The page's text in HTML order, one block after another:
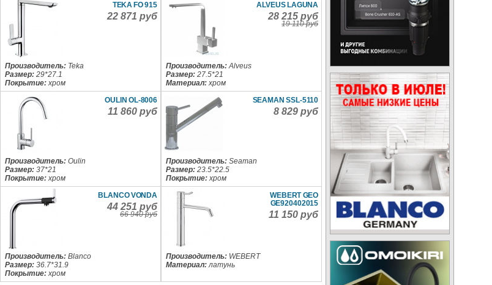
TEKA FO 915
22 871 руб
Производитель: Teka
Размер: 29*27.1
Покрытие:хром
ALVEUS LAGUNA
28 215 руб
19 110 руб
Производитель:Alveus
Размер: 27.5*21
Материал:хром
OULIN OL-8006
11 860 руб
Производитель: Oulin
Размер: 37*21
Покрытие:хром
SEAMAN SSL-5110
8 829 руб
Производитель: Seaman
Размер: 23.5*22.5
Покрытие:хром
BLANCO VONDA
44 251 руб
66 940 руб
Производитель: Blanco
Размер: 36.7*31.9
Покрытие:хром
WEBERT GEO
GE920402015
11 150 руб
Производитель: WEBERT
Материал:латунь